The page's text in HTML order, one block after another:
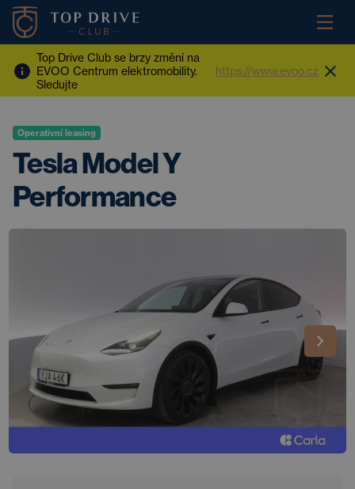
Top Drive Club se brzy změní na
EVOO Centrum elektromobility.
Sledujte
https://www.evoo.cz
Operativní leasing
Tesla Model Y
Performance